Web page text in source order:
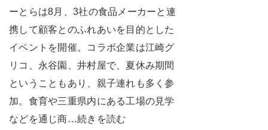
ーとらは8月、3社の食品メーカーと連
携して顧客とのふれあいを目的とした
イベントを開催。コラボ企業は江崎グ
リコ、永谷園、井村屋で、夏休み期間
ということもあり、親子連れも多く参
加。食育や三重県内にある工場の見学
などを通じ商…続きを読む